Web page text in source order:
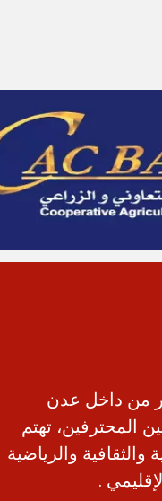
من داخل عدن
المحترفين، تهتم
والثقافية والرياضية
.